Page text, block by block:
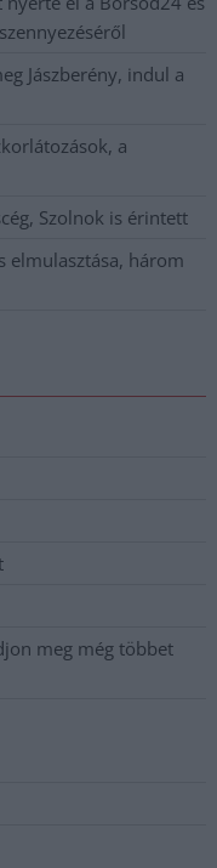
Jászberény, indul a
a
Szolnok is érintett
elmulasztása, három
meg még többet